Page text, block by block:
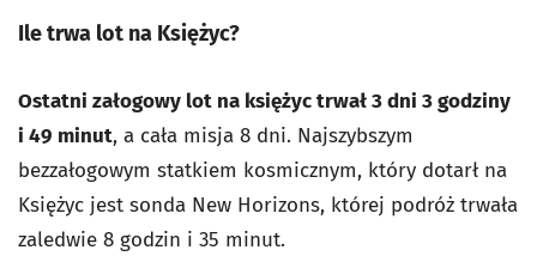
Ile trwa lot na Księżyc?
Ostatni załogowy lot na księżyc trwał 3 dni 3 godziny
i 49 minut, a cała misja 8 dni. Najszybszym
bezzałogowym statkiem kosmicznym, który dotarł na
Księżyc jest sonda New Horizons, której podróż trwała
zaledwie 8 godzin i 35 minut.